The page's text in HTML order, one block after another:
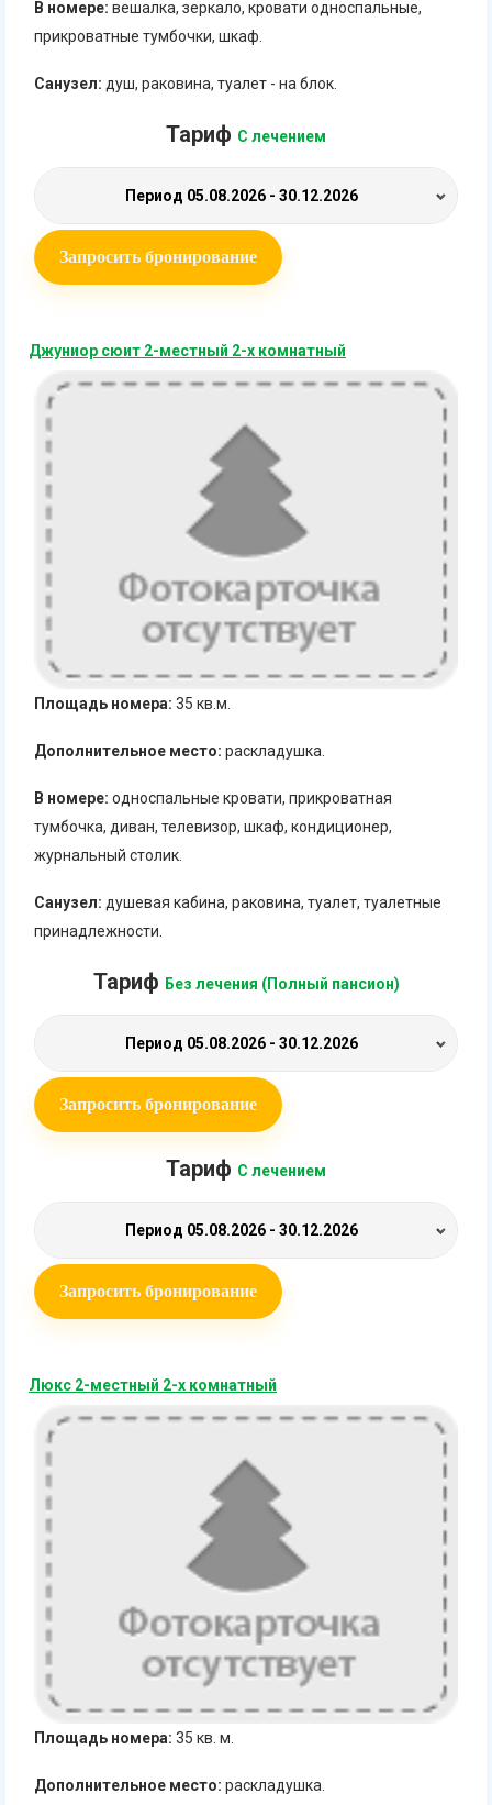
В номере: вешалка, зеркало, кровати односпальные,
прикроватные тумбочки, шкаф.
Санузел: душ, раковина, туалет - на блок.
Тариф С лечением
Период 05.08.2026 - 30.12.2026
Запросить бронирование
Джуниор сюит 2-местный 2-х комнатный
Площадь номера: 35 кв.м.
Дополнительное место: раскладушка.
В номере: односпальные кровати, прикроватная
тумбочка, диван, телевизор, шкаф, кондиционер,
журнальный столик.
Санузел: душевая кабина, раковина, туалет, туалетные
принадлежности.
Тариф Без лечения (Полный пансион)
Период 05.08.2026 - 30.12.2026
Запросить бронирование
Тариф С лечением
Период 05.08.2026 - 30.12.2026
Запросить бронирование
Люкс 2-местный 2-х комнатный
Площадь номера: 35 кв. м.
Дополнительное место: раскладушка.